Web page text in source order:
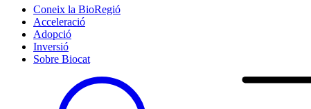
Coneix la BioRegió
Acceleració
Adopció
Inversió
Sobre Biocat